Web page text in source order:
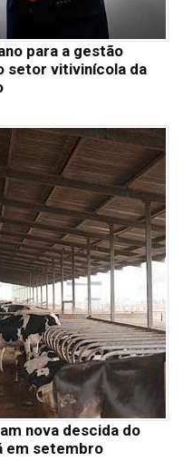
para a gestão
setor vitivinícola da
nova descida do
em setembro